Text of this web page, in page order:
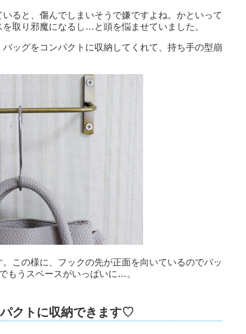
ると、傷んでしまいそうで嫌ですよね。かといって
取り邪魔になるし…と頭を悩ませていました。
ッグをコンパクトに収納してくれて、持ち手の型崩
この様に、フックの先が正面を向いているのでバッ
もうスペースがいっぱいに…。
クトに収納できます♡